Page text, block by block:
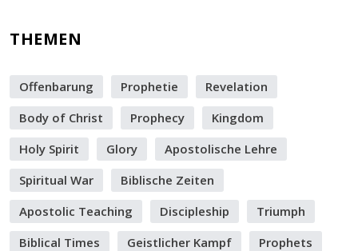
THEMEN
Offenbarung Prophetie
Revelation
Body of Christ
Prophecy
Kingdom
Holy Spirit
Glory
Apostolische Lehre
Spiritual War
Biblische Zeiten
Apostolic Teaching
Discipleship
Triumph
Biblical Times
Geistlicher Kampf
Prophets